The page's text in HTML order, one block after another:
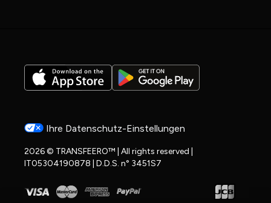
Ihre Datenschutz-Einstellungen
2026 © TRANSFEERO™ | All rights reserved |
IT05304190878 | D.D.S. n° 3451S7